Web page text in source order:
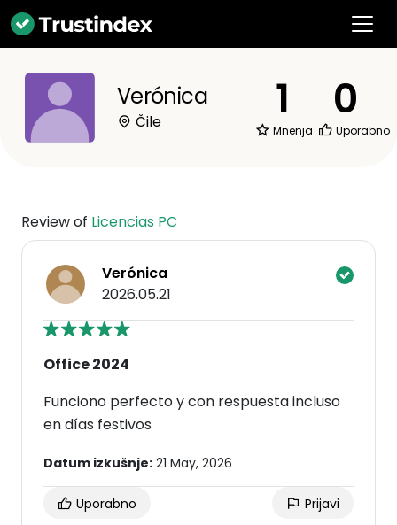
Verónica
Čile 1
Mnenja
0
Uporabno
Review of Licencias PC
Verónica
2026.05.21
Office 2024
Funciono perfecto y con respuesta incluso
en días festivos
Datum izkušnje: 21 May, 2026
Uporabno Prijavi